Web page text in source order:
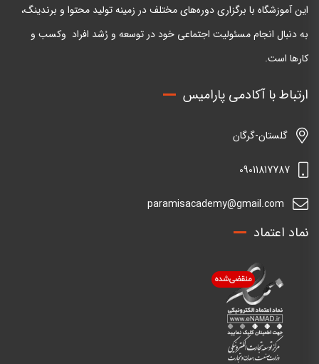
این آموزشگاه با برگزاری دوره‌های مختلف در زمینه تولید محتوا و برندینگ،
به دنبال انجام مسئولیت اجتماعی خود در توسعه و رُشد افراد وکسب و
کارها است.
ارتباط با آکادمی پارامیس
گلستان-گرگان
09011817787
paramisacademy@gmail.com
نماد اعتماد